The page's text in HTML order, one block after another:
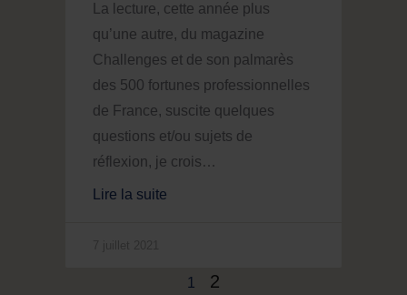
La lecture, cette année plus
qu’une autre, du magazine
Challenges et de son palmarès
des 500 fortunes professionnelles
de France, suscite quelques
questions et/ou sujets de
réflexion, je crois…
Lire la suite
1 2